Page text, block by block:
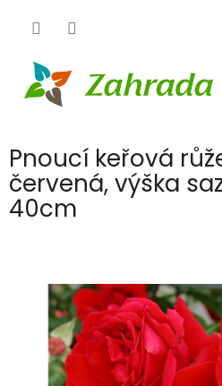
Pnoucí keřová
červená, výška
40cm